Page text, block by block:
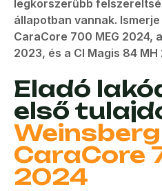
legkorszerűbb
állapotban vannak.
CaraCore 700 MEG 2024,
2023, és a CI Magis 84
Eladó
első
Weinsberg
CaraCore
2024